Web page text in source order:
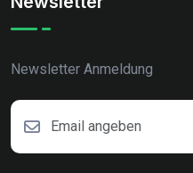
Newsletter Anmeldung